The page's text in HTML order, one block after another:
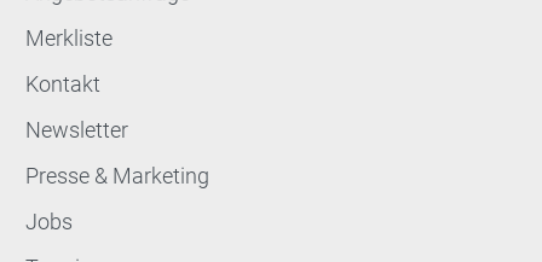
Merkliste
Kontakt
Newsletter
Presse & Marketing
Jobs